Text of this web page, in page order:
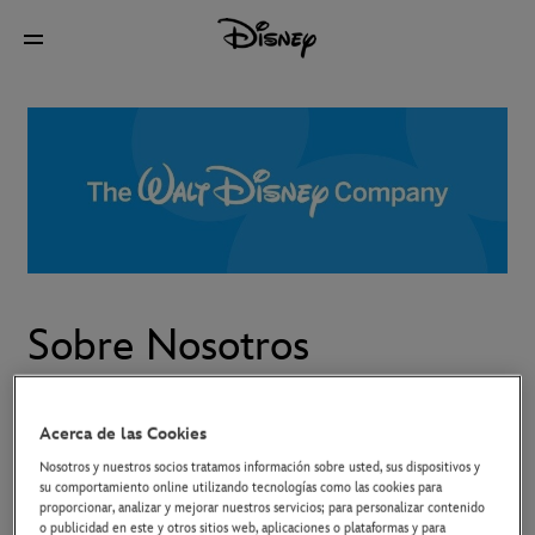
Sobre Nosotros
Acerca de nosotros
Este sitio pertenece y es operado por The Walt Disney
Company Limited, inscrita en Inglaterra y Gales, con
Acerca de las Cookies
Nosotros y nuestros socios tratamos información sobre usted, sus dispositivos y
su comportamiento online utilizando tecnologías como las cookies para
proporcionar, analizar y mejorar nuestros servicios; para personalizar contenido
o publicidad en este y otros sitios web, aplicaciones o plataformas y para